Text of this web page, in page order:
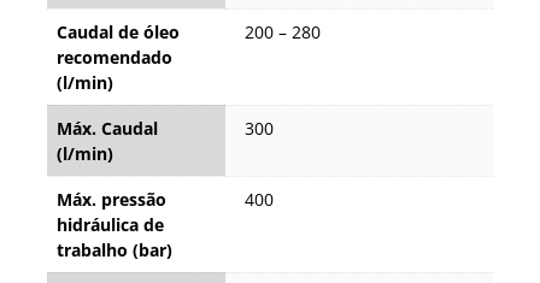
Caudal de óleo
recomendado
(l/min)
200 – 280
Máx. Caudal
(l/min)
300
Máx. pressão
hidráulica de
trabalho (bar)
400